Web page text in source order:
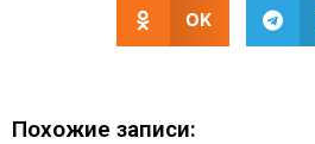
OK
Похожие записи: